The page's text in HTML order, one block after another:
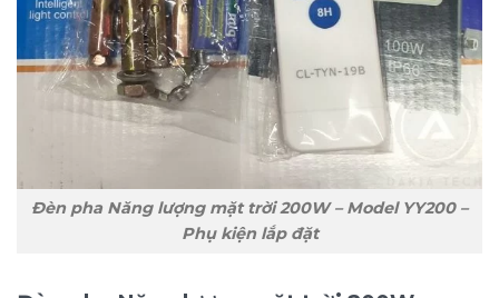
Đèn pha Năng lượng mặt trời 200W – Model YY200 –
Phụ kiện lắp đặt